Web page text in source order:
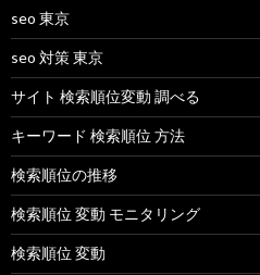
seo 東京
seo 対策 東京
サイト 検索順位変動 調べる
キーワード 検索順位 方法
検索順位の推移
検索順位 変動 モニタリング
検索順位 変動